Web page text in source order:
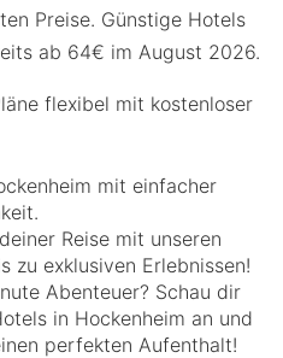
Preise. Günstige Hotels
ab 64€ im August 2026.
flexibel mit kostenloser
mit einfacher
Reise mit unseren
zu exklusiven Erlebnissen!
Abenteuer? Schau dir
in Hockenheim an und
perfekten Aufenthalt!